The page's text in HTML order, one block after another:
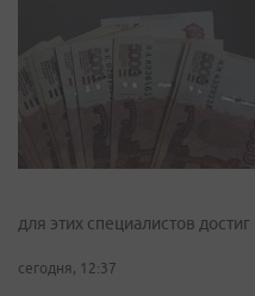
для этих специалистов
сегодня, 12:37